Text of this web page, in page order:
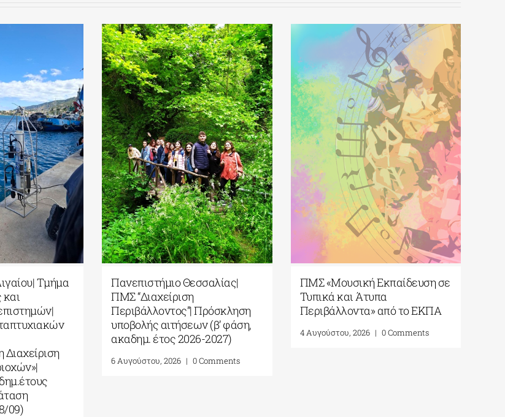
Τμήμα
09)
Πανεπιστήμιο Θεσσαλίας|
ΠΜΣ “Διαχείριση
Περιβάλλοντος”| Πρόσκληση
υποβολής αιτήσεων (β’ φάση,
ακαδημ. έτος 2026-2027)
6 Αυγούστου, 2026 | 0 Comments
ΠΜΣ «Μουσική Εκπαίδευση σε
Τυπικά και Άτυπα
Περιβάλλοντα» από το ΕΚΠΑ
4 Αυγούστου, 2026 | 0 Comments